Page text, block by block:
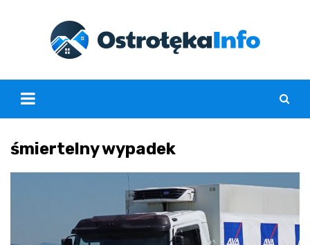
śmiertelny wypadek